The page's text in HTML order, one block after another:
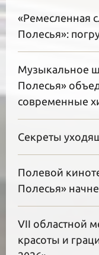
«Ремесленная
Полесья»:
Музыкальное
Полесья»
современные
Секреты
Полевой
Полесья»
VII областной
красоты и